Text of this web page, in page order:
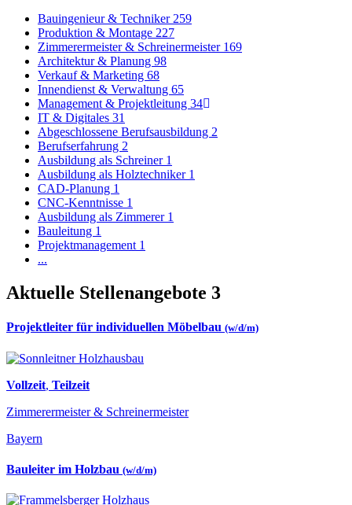
Bauingenieur & Techniker 259
Produktion & Montage 227
Zimmerermeister & Schreinermeister 169
Architektur & Planung 98
Verkauf & Marketing 68
Innendienst & Verwaltung 65
Management & Projektleitung 34
IT & Digitales 31
Abgeschlossene Berufsausbildung 2
Berufserfahrung 2
Ausbildung als Schreiner 1
Ausbildung als Holztechniker 1
CAD-Planung 1
CNC-Kenntnisse 1
Ausbildung als Zimmerer 1
Bauleitung 1
Projektmanagement 1
...
Aktuelle Stellenangebote 3
Projektleiter für individuellen Möbelbau (w/d/m)
Vollzeit, Teilzeit
Zimmerermeister & Schreinermeister
Bayern
Bauleiter im Holzbau (w/d/m)